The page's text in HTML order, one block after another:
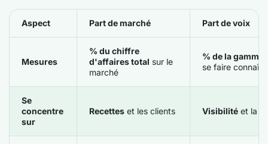
Aspect Part de marché Part de voix
Mesures
% du chiffre
d'affaires total sur le
marché
% de la gamme
se faire
Se
concentre
sur
Recettes et les clients Visibilité et la